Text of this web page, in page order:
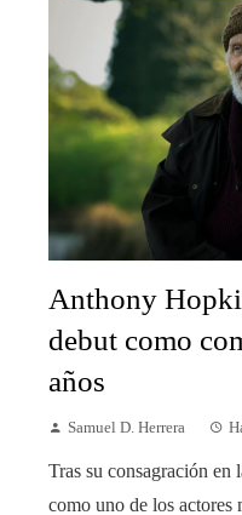
Anthony
debut como
años
Samuel D. Herrera
Tras su consagración en
como uno de los actores